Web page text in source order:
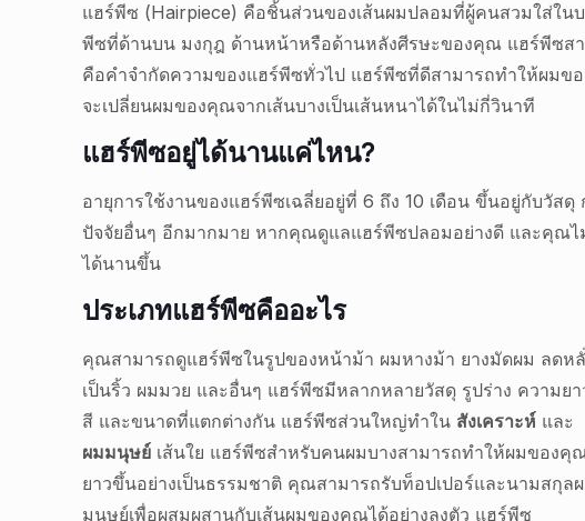
แฮร์พีซ (Hairpiece) คือชิ้นส่วนของเส้นผมปลอมที่ผู้คนสวมใส่ใ
พีซที่ด้านบน มงกุฎ ด้านหน้าหรือด้านหลังศีรษะของคุณ แฮร์พีซสา
คือคำจำกัดความของแฮร์พีซทั่วไป แฮร์พีซที่ดีสามารถทำให้ผม
จะเปลี่ยนผมของคุณจากเส้นบางเป็นเส้นหนาได้ในไม่กี่วินาที
แฮร์พีซอยู่ได้นานแค่ไหน?
อายุการใช้งานของแฮร์พีซเฉลี่ยอยู่ที่ 6 ถึง 10 เดือน ขึ้นอยู่กับวัส
ปัจจัยอื่นๆ อีกมากมาย หากคุณดูแลแฮร์พีซปลอมอย่างดี และคุณ
ได้นานขึ้น
ประเภทแฮร์พีซคืออะไร
คุณสามารถดูแฮร์พีซในรูปของหน้าม้า ผมหางม้า ยางมัดผม ลดห
เป็นริ้ว ผมมวย และอื่นๆ แฮร์พีซมีหลากหลายวัสดุ รูปร่าง ความยา
สี และขนาดที่แตกต่างกัน แฮร์พีซส่วนใหญ่ทำใน สังเคราะห์ และ
ผมมนุษย์ เส้นใย แฮร์พีซสำหรับคนผมบางสามารถทำให้ผมของคุ
ยาวขึ้นอย่างเป็นธรรมชาติ คุณสามารถรับท็อปเปอร์และนามสกุล
มนุษย์เพื่อผสมผสานกับเส้นผมของคุณได้อย่างลงตัว แฮร์พีซ